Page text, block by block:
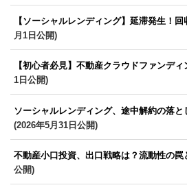
【ソーシャルレンディング】延滞発生！
月1日公開)
【初心者必見】不動産クラウドファンデ
1日公開)
ソーシャルレンディング、途中解約の落
(2026年5月31日公開)
不動産小口投資、出口戦略は？流動性の罠
公開)